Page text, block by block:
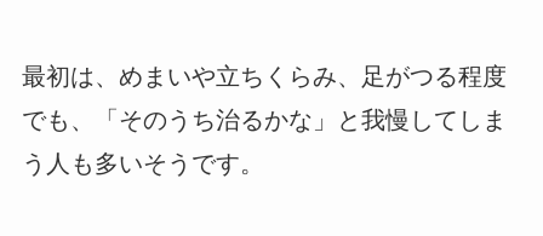
最初は、めまいや立ちくらみ、足がつる程度
でも、「そのうち治るかな」と我慢してしま
う人も多いそうです。